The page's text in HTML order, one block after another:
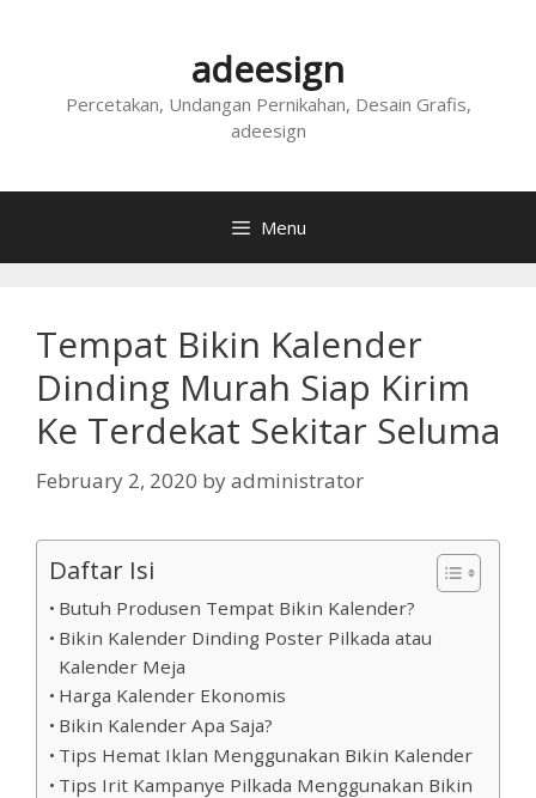
adeesign
Percetakan, Undangan Pernikahan, Desain Grafis,
adeesign
Menu
Tempat Bikin Kalender
Dinding Murah Siap Kirim
Ke Terdekat Sekitar Seluma
February 2, 2020 byadministrator
Daftar Isi
Butuh Produsen Tempat Bikin Kalender?
Bikin Kalender Dinding Poster Pilkada atau
Kalender Meja
Harga Kalender Ekonomis
Bikin Kalender Apa Saja?
Tips Hemat Iklan Menggunakan Bikin Kalender
Tips Irit Kampanye Pilkada Menggunakan Bikin